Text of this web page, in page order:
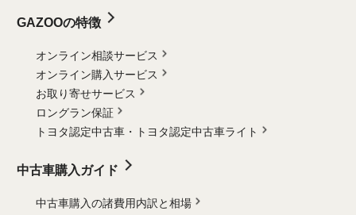
GAZOOの特徴
オンライン相談サービス
オンライン購入サービス
お取り寄せサービス
ロングラン保証
トヨタ認定中古車・
トヨタ認定中古車ライト
中古車購入ガイド
中古車購入の諸費用内訳と相場